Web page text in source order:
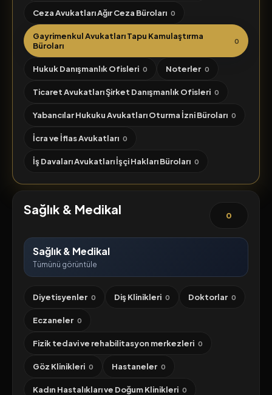
Ceza Avukatları Ağır Ceza Büroları 0
Gayrimenkul Avukatları Tapu Kamulaştırma
Büroları
0
Hukuk Danışmanlık Ofisleri 0 Noterler 0
Ticaret Avukatları Şirket Danışmanlık Ofisleri 0
Yabancılar Hukuku Avukatları Oturma İzni Büroları 0
İcra ve İflas Avukatları 0
İş Davaları Avukatları İşçi Hakları Büroları 0
Sağlık & Medikal 0
Sağlık & Medikal
Tümünü görüntüle
Diyetisyenler 0 Diş Klinikleri 0 Doktorlar 0
Eczaneler 0
Fizik tedavi ve rehabilitasyon merkezleri 0
Göz Klinikleri 0 Hastaneler 0
Kadın Hastalıkları ve Doğum Klinikleri 0